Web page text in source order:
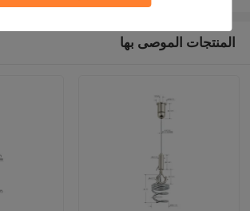
المنتجات الموصى بها